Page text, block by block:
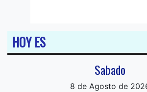
HOY ES
Sabado
8 de Agosto de